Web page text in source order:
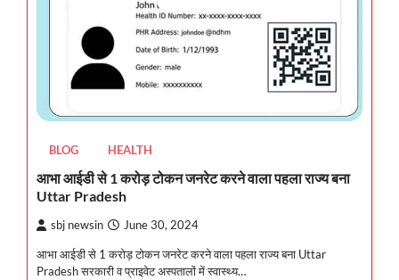
BLOG HEALTH
आभा आईडी से 1 करोड़ टोकन जनरेट करने वाला पहला राज्य बना
Uttar Pradesh
sbj newsin June 30, 2024
आभा आईडी से 1 करोड़ टोकन जनरेट करने वाला पहला राज्य बना Uttar
Pradesh सरकारी व प्राइवेट अस्पतालों में स्वास्थ्य…